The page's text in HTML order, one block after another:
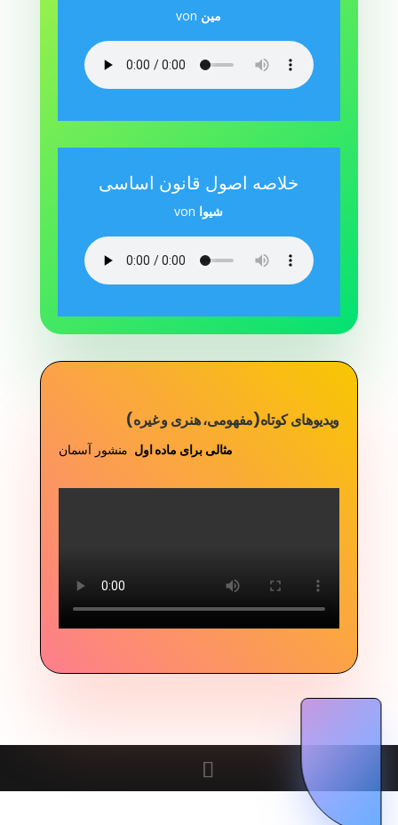
von مین
خلاصه اصول قانون اساسی
von شیوا
ویدیوهای کوتاه(مفهومی، هنری و غیره)
مثالی برای ماده اول منشور آسمان